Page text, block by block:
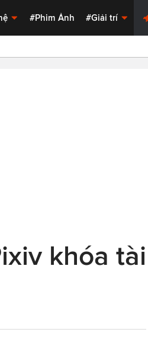
#Phim Ảnh #Giải trí
khóa tài